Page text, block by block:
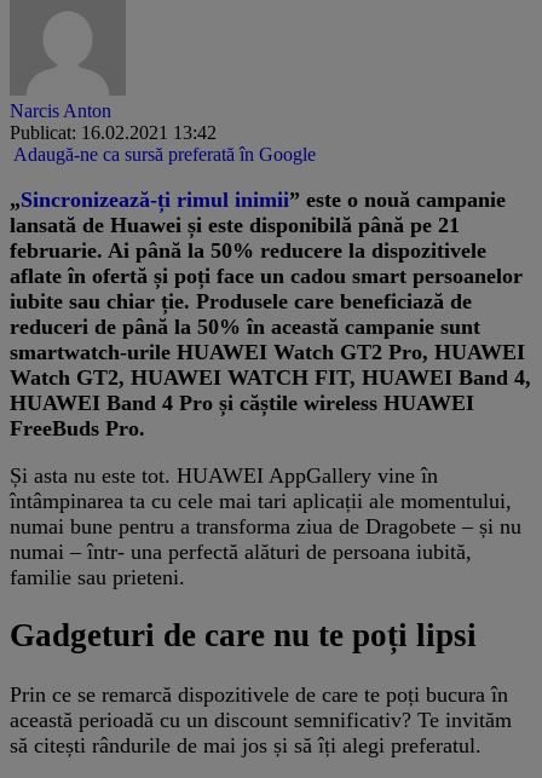
Narcis Anton
Publicat: 16.02.2021 13:42
Adaugă-ne ca sursă preferată în Google
„Sincronizează-ți rimul inimii” este o nouă campanie
lansată de Huawei și este disponibilă până pe 21
februarie. Ai până la 50% reducere la dispozitivele
aflate în ofertă și poți face un cadou smart persoanelor
iubite sau chiar ție. Produsele care beneficiază de
reduceri de până la 50% în această campanie sunt
smartwatch-urile HUAWEI Watch GT2 Pro, HUAWEI
Watch GT2, HUAWEI WATCH FIT, HUAWEI Band 4,
HUAWEI Band 4 Pro și căștile wireless HUAWEI
FreeBuds Pro.
Și asta nu este tot. HUAWEI AppGallery vine în
întâmpinarea ta cu cele mai tari aplicații ale momentului,
numai bune pentru a transforma ziua de Dragobete – și nu
numai – într- una perfectă alături de persoana iubită,
familie sau prieteni.
Gadgeturi de care nu te poți lipsi
Prin ce se remarcă dispozitivele de care te poți bucura în
această perioadă cu un discount semnificativ? Te invităm
să citești rândurile de mai jos și să îți alegi preferatul.